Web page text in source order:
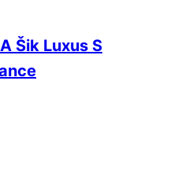
Šik Luxus S